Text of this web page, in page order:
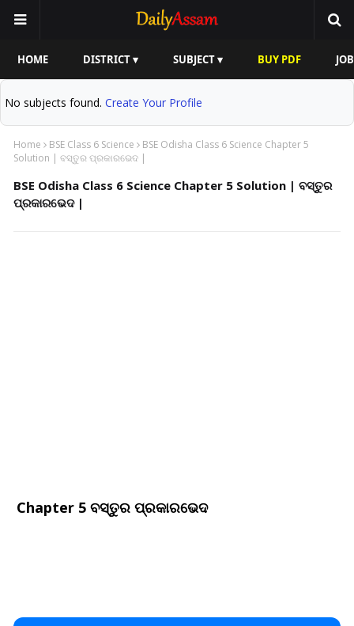
HOME DISTRICT ▾ SUBJECT ▾ BUY PDF
No subjects found. Create Your Profile
Home BSE Class 6 Science
BSE Odisha Class 6 Science Chapter 5
Solution | ବସ୍ତୁର ପ୍ରକାରଭେଦ |
BSE Odisha Class 6 Science Chapter 5 Solution | ବସ୍ତୁର
ପ୍ରକାରଭେଦ |
Chapter 5 ବସ୍ତୁର ପ୍ରକାରଭେଦ